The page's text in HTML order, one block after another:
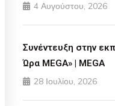
4 Αυγούστου, 2026
Συνέντευξη στην
Ώρα MEGA» | MEGA
28 Ιουλίου, 2026